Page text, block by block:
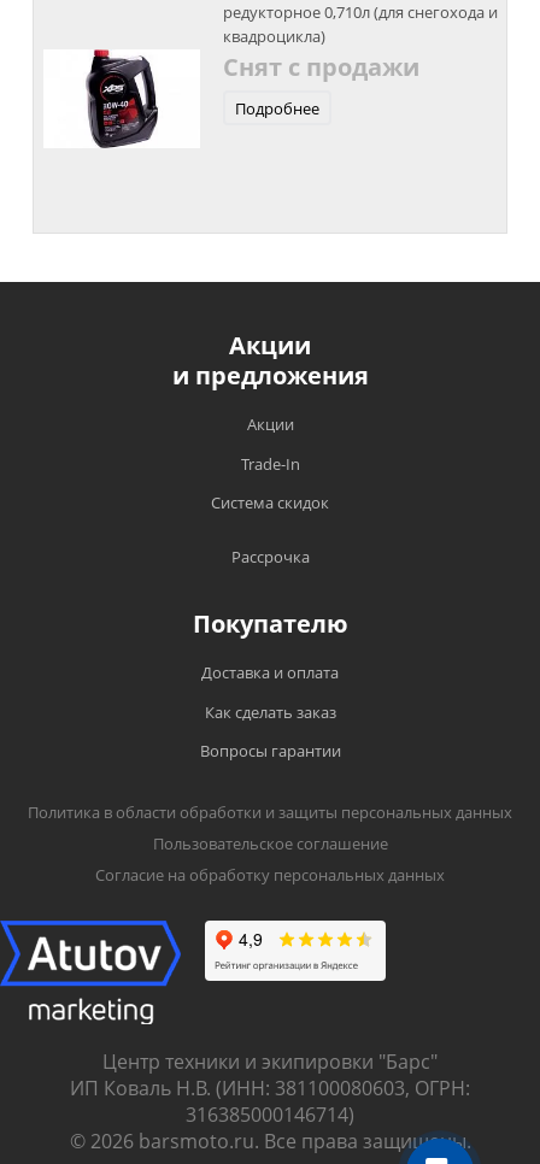
редукторное 0,710л (для снегохода и
квадроцикла)
Снят с продажи
Подробнее
Акции
и предложения
Акции
Trade-In
Система скидок
Рассрочка
Покупателю
Доставка и оплата
Как сделать заказ
Вопросы гарантии
Политика в области обработки и защиты персональных данных
Пользовательское соглашение
Согласие на обработку персональных данных
Центр техники и экипировки "Барс"
ИП Коваль Н.В. (ИНН: 381100080603, ОГРН:
316385000146714)
© 2026 barsmoto.ru. Все права защищены.